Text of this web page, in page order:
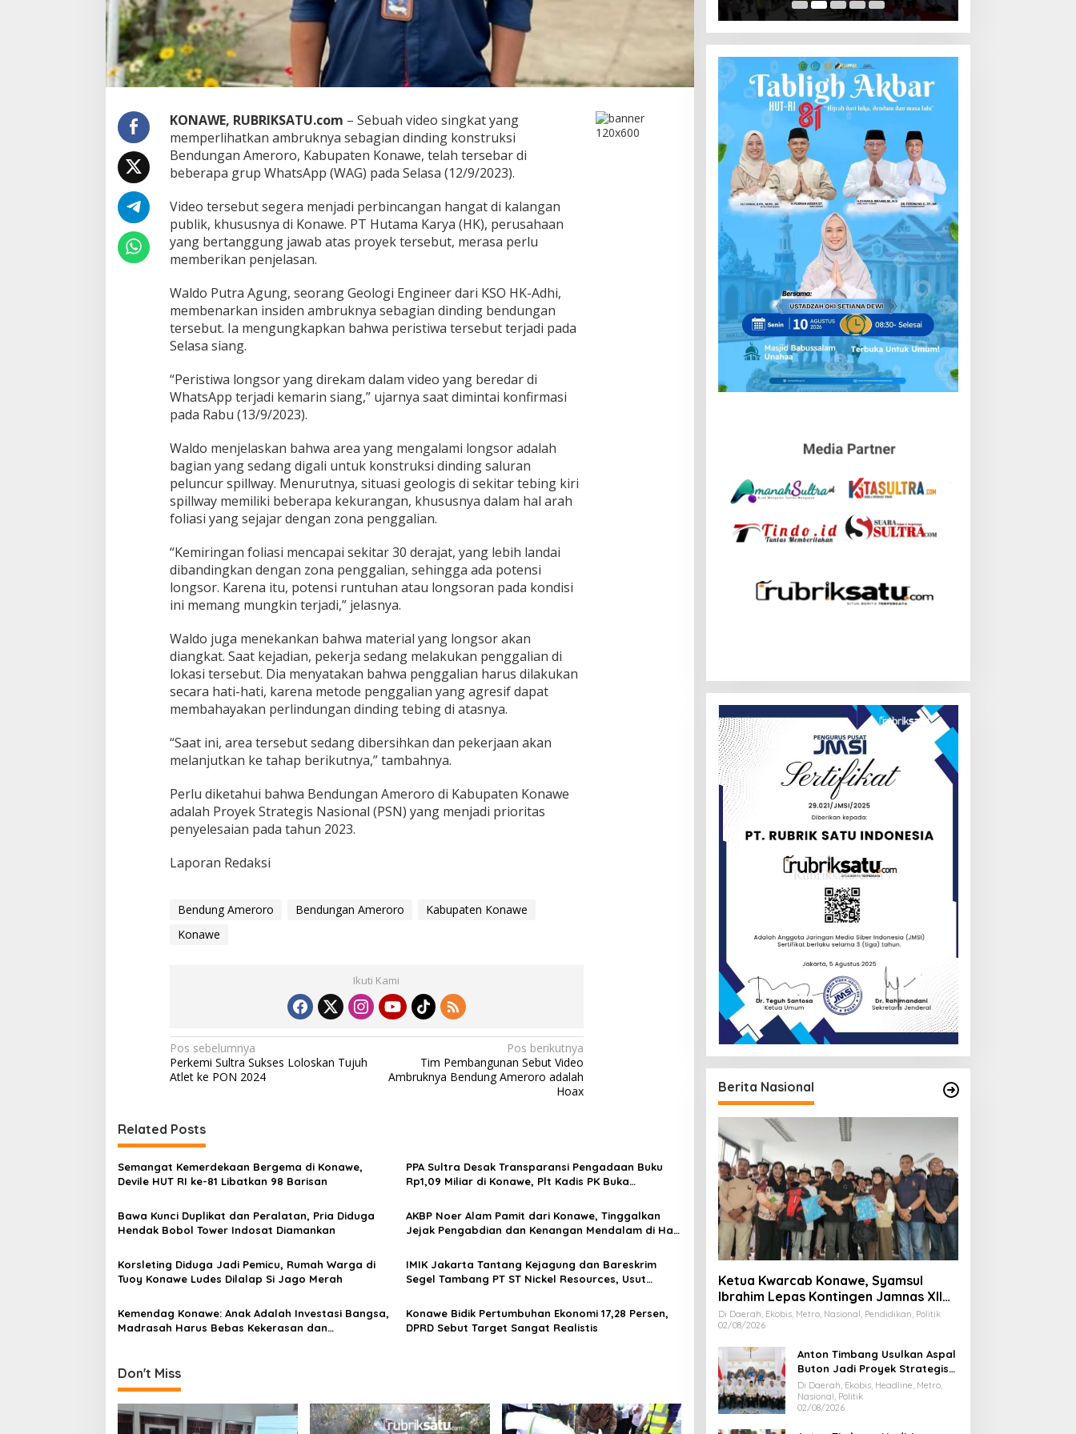
a
i
t
A
m
b
r
k
n
a
D
n
d
n
g
e
n
u
n
A
m
e
r
r
o
KONAWE, RUBRIKSATU.com – Sebuah video singkat yang
memperlihatkan ambruknya sebagian dinding konstruksi
Bendungan Ameroro, Kabupaten Konawe, telah tersebar di
beberapa grup WhatsApp (WAG) pada Selasa (12/9/2023).
Video tersebut segera menjadi perbincangan hangat di kalangan
publik, khususnya di Konawe. PT Hutama Karya (HK), perusahaan
yang bertanggung jawab atas proyek tersebut, merasa perlu
memberikan penjelasan.
Waldo Putra Agung, seorang Geologi Engineer dari KSO HK-Adhi,
membenarkan insiden ambruknya sebagian dinding bendungan
tersebut. Ia mengungkapkan bahwa peristiwa tersebut terjadi pada
Selasa siang.
“Peristiwa longsor yang direkam dalam video yang beredar di
WhatsApp terjadi kemarin siang,” ujarnya saat dimintai konfirmasi
pada Rabu (13/9/2023).
Waldo menjelaskan bahwa area yang mengalami longsor adalah
bagian yang sedang digali untuk konstruksi dinding saluran
peluncur spillway. Menurutnya, situasi geologis di sekitar tebing kiri
spillway memiliki beberapa kekurangan, khususnya dalam hal arah
foliasi yang sejajar dengan zona penggalian.
“Kemiringan foliasi mencapai sekitar 30 derajat, yang lebih landai
dibandingkan dengan zona penggalian, sehingga ada potensi
longsor. Karena itu, potensi runtuhan atau longsoran pada kondisi
ini memang mungkin terjadi,” jelasnya.
Waldo juga menekankan bahwa material yang longsor akan
diangkat. Saat kejadian, pekerja sedang melakukan penggalian di
lokasi tersebut. Dia menyatakan bahwa penggalian harus dilakukan
secara hati-hati, karena metode penggalian yang agresif dapat
membahayakan perlindungan dinding tebing di atasnya.
“Saat ini, area tersebut sedang dibersihkan dan pekerjaan akan
melanjutkan ke tahap berikutnya,” tambahnya.
Perlu diketahui bahwa Bendungan Ameroro di Kabupaten Konawe
adalah Proyek Strategis Nasional (PSN) yang menjadi prioritas
penyelesaian pada tahun 2023.
Laporan Redaksi
Bendung Ameroro Bendungan Ameroro
Kabupaten Konawe
Konawe
Ikuti Kami
N
a
i
g
a
s
i
p
s
Pos sebelumnya
Perkemi Sultra Sukses Loloskan Tujuh
Atlet ke PON 2024
Pos berikutnya
Tim Pembangunan Sebut Video
Ambruknya Bendung Ameroro adalah
Hoax
Related Posts
Semangat Kemerdekaan Bergema di Konawe,
Devile HUT RI ke-81 Libatkan 98 Barisan
PPA Sultra Desak Transparansi Pengadaan Buku
Rp1,09 Miliar di Konawe, Plt Kadis PK Buka
Bawa Kunci Duplikat dan Peralatan, Pria Diduga
Hendak Bobol Tower Indosat Diamankan
AKBP Noer Alam Pamit dari Konawe, Tinggalkan
Jejak Pengabdian dan Kenangan Mendalam di Hati
Korsleting Diduga Jadi Pemicu, Rumah Warga di
Tuoy Konawe Ludes Dilalap Si Jago Merah
IMIK Jakarta Tantang Kejagung dan Bareskrim
Segel Tambang PT ST Nickel Resources, Usut
Kemendag Konawe: Anak Adalah Investasi Bangsa,
Madrasah Harus Bebas Kekerasan dan
Konawe Bidik Pertumbuhan Ekonomi 17,28 Persen,
DPRD Sebut Target Sangat Realistis
Don't Miss
Berita Nasional
Ketua Kwarcab Konawe, Syamsul
Ibrahim Lepas Kontingen Jamnas XII
2026
Di Daerah, Ekobis, Metro, Nasional, Pendidikan, Politik
02/08/2026
Anton Timbang Usulkan Aspal
Buton Jadi Proyek Strategis
Nasional
Di Daerah, Ekobis, Headline, Metro,
Nasional, Politik
02/08/2026